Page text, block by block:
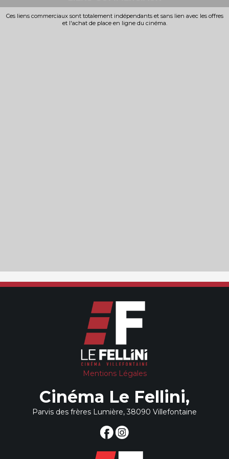
Ces liens commerciaux sont totalement indépendants et sans lien avec les offres
et l'achat de place en ligne du cinéma.
Mentions Légales
Cinéma Le Fellini,
Parvis des frères Lumière, 38090 Villefontaine